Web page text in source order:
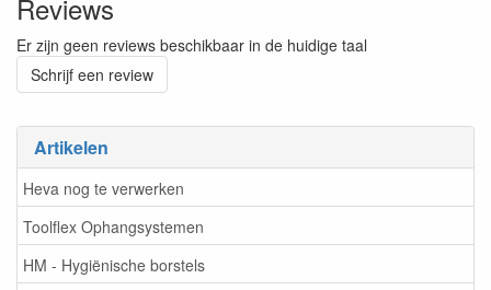
Artikelen
Heva nog te verwerken
Toolflex Ophangsystemen
HM - Hygiënische borstels
Reviews
Er zijn geen reviews beschikbaar in de huidige taal
Schrijf een review